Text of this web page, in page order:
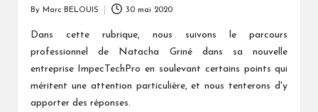
by
By Marc BELOUIS 30 mai 2020
Dans cette rubrique, nous suivons le parcours
professionnel de Natacha Griné dans sa nouvelle
entreprise ImpecTechPro en soulevant certains points qui
méritent une attention particulière, et nous tenterons d'y
apporter des réponses.